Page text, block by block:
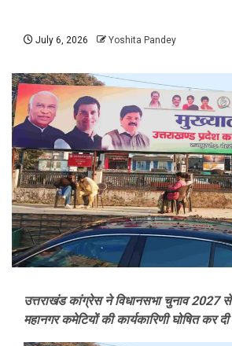
July 6, 2026 Yoshita Pandey
उत्तराखंड कांग्रेस ने विधानसभा चुनाव 2027
महानगर कमेटियों की कार्यकारिणी घोषित कर